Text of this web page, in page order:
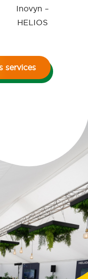
Inovyn –
HELIOS
services